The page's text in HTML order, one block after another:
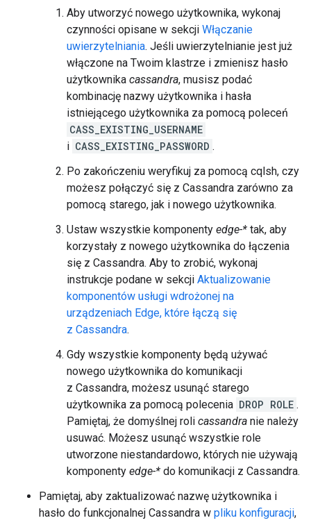
Aby utworzyć nowego użytkownika, wykonaj
czynności opisane w sekcji Włączanie
uwierzytelniania. Jeśli uwierzytelnianie jest już
włączone na Twoim klastrze i zmienisz hasło
użytkownika cassandra, musisz podać
kombinację nazwy użytkownika i hasła
istniejącego użytkownika za pomocą poleceń
CASS_EXISTING_USERNAME
i CASS_EXISTING_PASSWORD .
Po zakończeniu weryfikuj za pomocą cqlsh, czy
możesz połączyć się z Cassandra zarówno za
pomocą starego, jak i nowego użytkownika.
Ustaw wszystkie komponenty edge-* tak, aby
korzystały z nowego użytkownika do łączenia
się z Cassandra. Aby to zrobić, wykonaj
instrukcje podane w sekcji Aktualizowanie
komponentów usługi wdrożonej na
urządzeniach Edge, które łączą się
z Cassandra.
Gdy wszystkie komponenty będą używać
nowego użytkownika do komunikacji
z Cassandra, możesz usunąć starego
użytkownika za pomocą polecenia DROP ROLE .
Pamiętaj, że domyślnej roli cassandra nie należy
usuwać. Możesz usunąć wszystkie role
utworzone niestandardowo, których nie używają
komponenty edge-* do komunikacji z Cassandra.
Pamiętaj, aby zaktualizować nazwę użytkownika i
hasło do funkcjonalnej Cassandra w pliku konfiguracji,